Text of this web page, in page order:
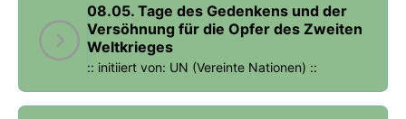
08.05. Tage des Gedenkens und der
Versöhnung für die Opfer des Zweiten
Weltkrieges
:: initiiert von: UN (Vereinte Nationen) ::